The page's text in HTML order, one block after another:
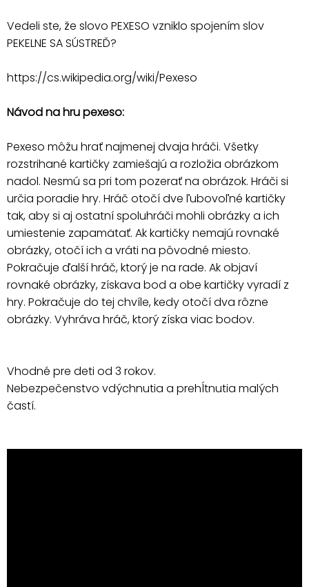
Vedeli ste, že slovo PEXESO vzniklo spojením slov
PEKELNE SA SÚSTREĎ?
https://cs.wikipedia.org/wiki/Pexeso
Návod na hru pexeso:
Pexeso môžu hrať najmenej dvaja hráči. Všetky
rozstrihané kartičky zamiešajú a rozložia obrázkom
nadol. Nesmú sa pri tom pozerať na obrázok. Hráči si
určia poradie hry. Hráč otočí dve ľubovoľné kartičky
tak, aby si aj ostatní spoluhráči mohli obrázky a ich
umiestenie zapamätať. Ak kartičky nemajú rovnaké
obrázky, otočí ich a vráti na pôvodné miesto.
Pokračuje ďalší hráč, ktorý je na rade. Ak objaví
rovnaké obrázky, získava bod a obe kartičky vyradí z
hry. Pokračuje do tej chvíle, kedy otočí dva rôzne
obrázky. Vyhráva hráč, ktorý získa viac bodov.
Vhodné pre deti od 3 rokov.
Nebezpečenstvo vdýchnutia a prehĺtnutia malých
častí.